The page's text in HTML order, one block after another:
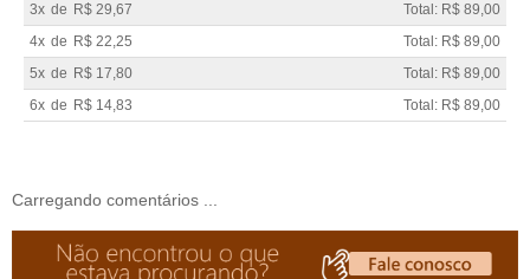
3x de R$ 29,67
Total: R$ 89,00
4x de R$ 22,25
Total: R$ 89,00
5x de R$ 17,80
Total: R$ 89,00
6x de R$ 14,83 Total: R$ 89,00
Carregando comentários ...